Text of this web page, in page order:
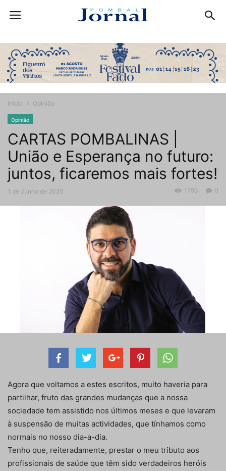
Início Opinião
Opinião
CARTAS POMBALINAS |
União e Esperança no futuro:
juntos, ficaremos mais fortes!
1 de Junho de 2020 0
1793
Agora que voltamos a estes escritos, muito haveria para
partilhar, fruto das grandes mudanças que a nossa
sociedade tem assistido nos últimos meses e que levaram
à suspensão de muitas actividades, que tínhamos como
normais no nosso dia-a-dia.
Tenho que, reiteradamente, prestar o meu tributo aos
profissionais de saúde que têm sido verdadeiros heróis